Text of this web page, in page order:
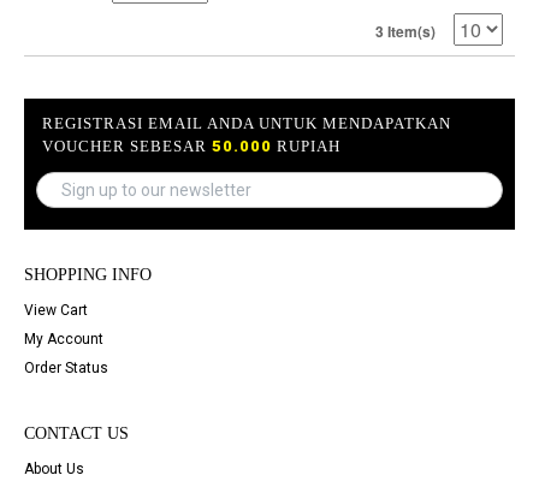
3 Item(s)
REGISTRASI EMAIL ANDA UNTUK MENDAPATKAN
VOUCHER SEBESAR 50.000 RUPIAH
SHOPPING INFO
View Cart
My Account
Order Status
CONTACT US
About Us